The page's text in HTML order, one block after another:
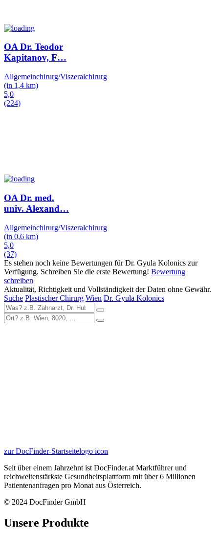
OA Dr. Teodor
Kapitanov, F…
Allgemeinchirurg/Viszeralchirurg
(in 1,4 km)
5,0
(224)
OA Dr. med.
univ. Alexand…
Allgemeinchirurg/Viszeralchirurg
(in 0,6 km)
5,0
(37)
Es stehen noch keine Bewertungen für Dr. Gyula Kolonics zur
Verfügung. Schreiben Sie die erste Bewertung! Bewertung
schreiben
Aktualität, Richtigkeit und Vollständigkeit der Daten ohne Gewähr.
Suche Plastischer Chirurg Wien Dr. Gyula Kolonics
zur DocFinder-Startseitelogo icon
Seit über einem Jahrzehnt ist DocFinder.at Marktführer und
reichweitenstärkste Gesundheitsplattform mit über 6 Millionen
Patientenanfragen pro Monat aus Österreich.
© 2024 DocFinder GmbH
Unsere Produkte